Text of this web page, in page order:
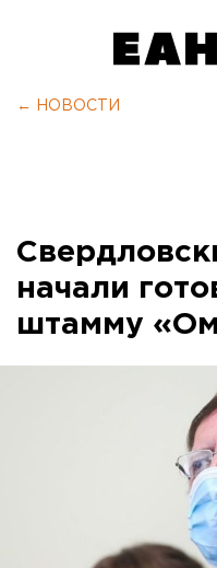
← НОВОСТИ
начали
штамму